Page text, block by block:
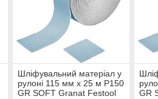
Шліфувальний матеріал у
рулоні 115 мм x 25 м P150
GR SOFT Granat Festool
GR